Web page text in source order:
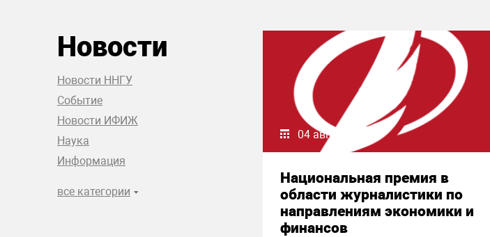
Новости
Новости ННГУ
Событие
Новости ИФИЖ
Наука
Информация
все категории
04 августа 2026
Национальная премия в
области журналистики по
направлениям экономики и
финансов